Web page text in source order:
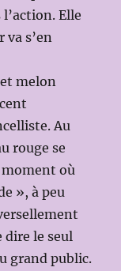
Elle
s’en
melon
Au
rouge se
où
», à peu
dire le seul
grand public.